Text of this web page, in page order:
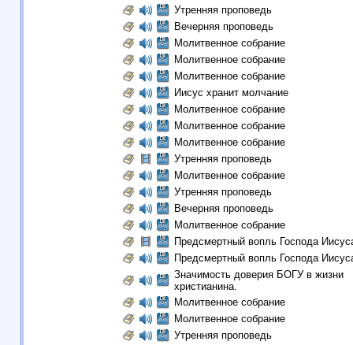
Утренняя проповедь
Вечерняя проповедь
Молитвенное собрание
Молитвенное собрание
Молитвенное собрание
Иисус хранит молчание
Молитвенное собрание
Молитвенное собрание
Молитвенное собрание
Утренняя проповедь
Молитвенное собрание
Утренняя проповедь
Вечерняя проповедь
Молитвенное собрание
Предсмертный вопль Господа
Предсмертный вопль Господа
Значимость доверия БОГУ в жизни
христианина.
Молитвенное собрание
Молитвенное собрание
Утренняя проповедь